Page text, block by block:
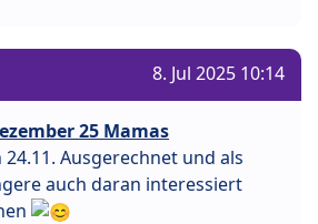
8. Jul 2025 10:14
25 Mamas
Ausgerechnet und als
auch daran interessiert